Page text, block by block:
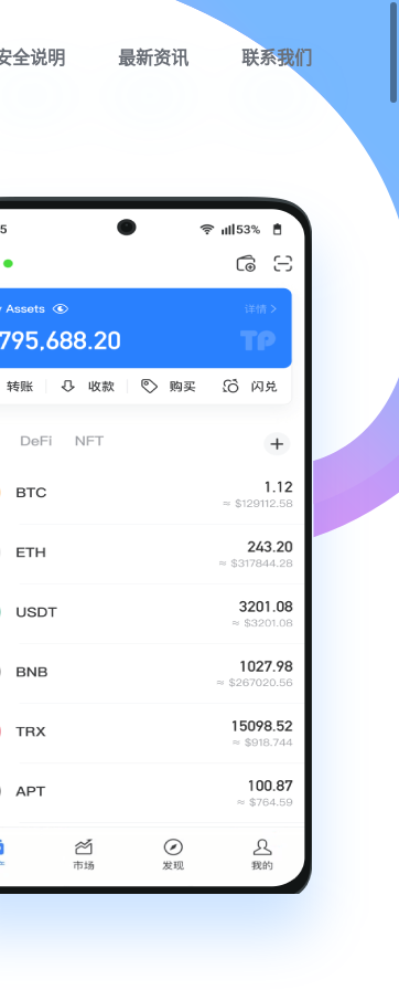
全说明 最新资讯 联系我们